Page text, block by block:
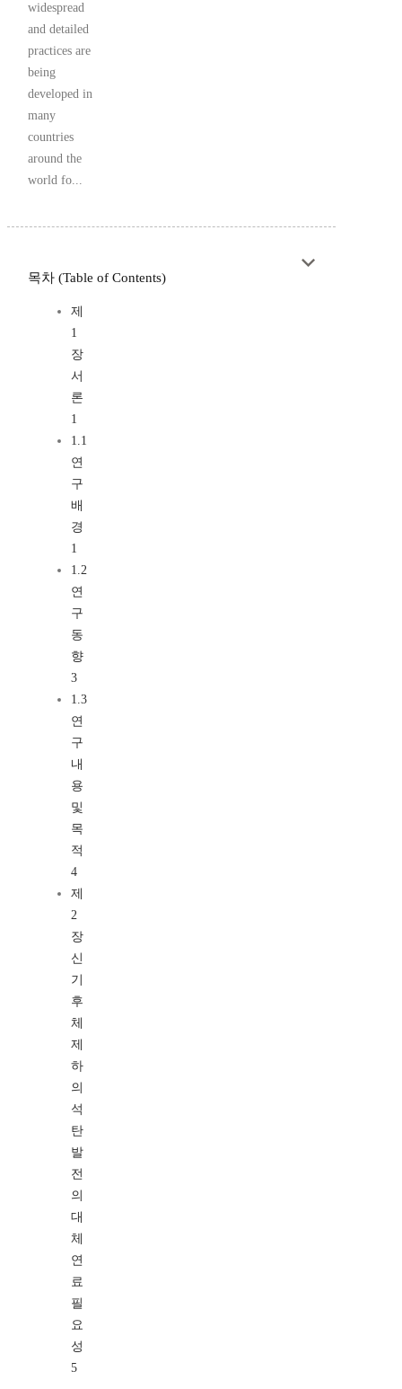
widespread
and detailed
practices are
being
developed in
many
countries
around the
world fo...
목차 (Table of Contents)
제
1
장
서
론
1
1.1
연
구
배
경
1
1.2
연
구
동
향
3
1.3
연
구
내
용
및
목
적
4
제
2
장
신
기
후
체
제
하
의
석
탄
발
전
의
대
체
연
료
필
요
성
5